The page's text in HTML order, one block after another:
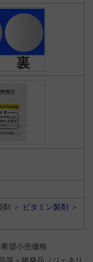
＞ ビタミン製剤
＞
望小売価格
等＞後発品（ジェネリ